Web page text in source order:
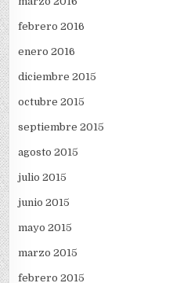
febrero 2016
enero 2016
diciembre 2015
octubre 2015
septiembre 2015
agosto 2015
julio 2015
junio 2015
mayo 2015
marzo 2015
febrero 2015